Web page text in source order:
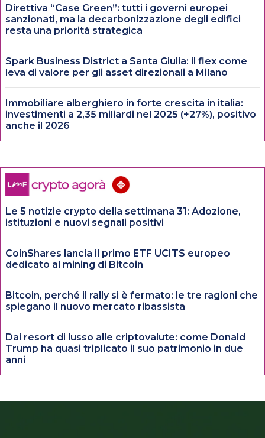
Direttiva “Case Green”: tutti i governi europei
sanzionati, ma la decarbonizzazione degli edifici
resta una priorità strategica
Spark Business District a Santa Giulia: il flex come
leva di valore per gli asset direzionali a Milano
Immobiliare alberghiero in forte crescita in italia:
investimenti a 2,35 miliardi nel 2025 (+27%), positivo
anche il 2026
Le 5 notizie crypto della settimana 31: Adozione,
istituzioni e nuovi segnali positivi
CoinShares lancia il primo ETF UCITS europeo
dedicato al mining di Bitcoin
Bitcoin, perché il rally si è fermato: le tre ragioni che
spiegano il nuovo mercato ribassista
Dai resort di lusso alle criptovalute: come Donald
Trump ha quasi triplicato il suo patrimonio in due
anni